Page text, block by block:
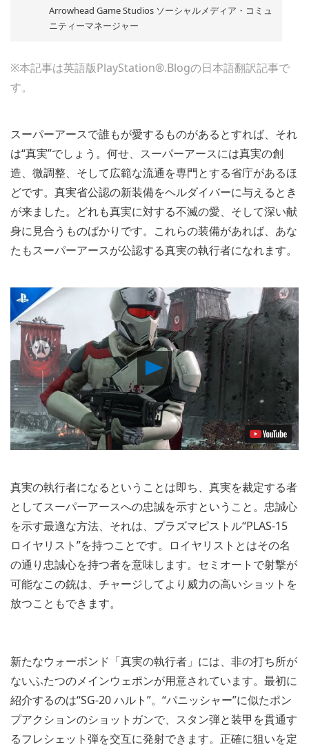
Arrowhead Game Studios ソーシャルメディア・コミュ
ニティーマネージャー
※本記事は英語版PlayStation®.Blogの日本語翻訳記事で
す。
スーパーアースで誰もが愛するものがあるとすれば、それ
は“真実”でしょう。何せ、スーパーアースには真実の創
造、微調整、そして広範な流通を専門とする省庁があるほ
どです。真実省公認の新装備をヘルダイバーに与えるとき
が来ました。どれも真実に対する不滅の愛、そして深い献
身に見合うものばかりです。これらの装備があれば、あな
たもスーパーアースが公認する真実の執行者になれます。
Play
Video
真実の執行者になるということは即ち、真実を裁定する者
としてスーパーアースへの忠誠を示すということ。忠誠心
を示す最適な方法、それは、プラズマピストル“PLAS-15
ロイヤリスト”を持つことです。ロイヤリストとはその名
の通り忠誠心を持つ者を意味します。セミオートで射撃が
可能なこの銃は、チャージしてより威力の高いショットを
放つこともできます。
新たなウォーボンド「真実の執行者」には、非の打ち所が
ないふたつのメインウェポンが用意されています。最初に
紹介するのは“SG-20 ハルト”。“パニッシャー”に似たポン
プアクションのショットガンで、スタン弾と装甲を貫通す
るフレシェット弾を交互に発射できます。正確に狙いを定